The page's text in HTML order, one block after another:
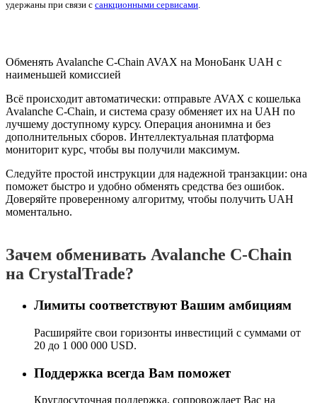
удержаны при связи с санкционными сервисами.
Обменять Avalanche C-Chain AVAX на МоноБанк UAH с
наименьшей комиссией
Всё происходит автоматически: отправьте AVAX с кошелька
Avalanche C-Chain, и система сразу обменяет их на UAH по
лучшему доступному курсу. Операция анонимна и без
дополнительных сборов. Интеллектуальная платформа
мониторит курс, чтобы вы получили максимум.
Следуйте простой инструкции для надежной транзакции: она
поможет быстро и удобно обменять средства без ошибок.
Доверяйте проверенному алгоритму, чтобы получить UAH
моментально.
Зачем обменивать Avalanche C-Chain
на CrystalTrade?
Лимиты соответствуют Вашим амбициям
Расширяйте свои горизонты инвестиций с суммами от
20 до 1 000 000 USD.
Поддержка всегда Вам поможет
Круглосуточная поддержка, сопровождает Вас на